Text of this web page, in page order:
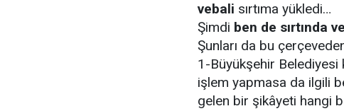
vebali sırtıma yükledi…
Şimdi ben de sırtında
Şunları da bu
1-Büyükşehir
işlem yapmasa da ilgili
gelen bir şikâyeti hangi